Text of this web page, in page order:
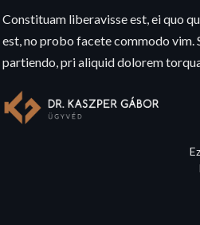
Constituam liberavisse est, ei quo
est, no probo facete commodo vim.
partiendo, pri aliquid dolorem